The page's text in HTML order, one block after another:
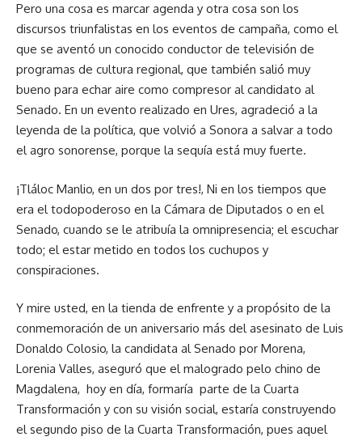
Pero una cosa es marcar agenda y otra cosa son los
discursos triunfalistas en los eventos de campaña, como el
que se aventó un conocido conductor de televisión de
programas de cultura regional, que también salió muy
bueno para echar aire como compresor al candidato al
Senado. En un evento realizado en Ures, agradeció a la
leyenda de la política, que volvió a Sonora a salvar a todo
el agro sonorense, porque la sequía está muy fuerte.
¡Tláloc Manlio, en un dos por tres!, Ni en los tiempos que
era el todopoderoso en la Cámara de Diputados o en el
Senado, cuando se le atribuía la omnipresencia; el escuchar
todo; el estar metido en todos los cuchupos y
conspiraciones.
Y mire usted, en la tienda de enfrente y a propósito de la
conmemoración de un aniversario más del asesinato de Luis
Donaldo Colosio, la candidata al Senado por Morena,
Lorenia Valles, aseguró que el malogrado pelo chino de
Magdalena, hoy en día, formaría parte de la Cuarta
Transformación y con su visión social, estaría construyendo
el segundo piso de la Cuarta Transformación, pues aquel